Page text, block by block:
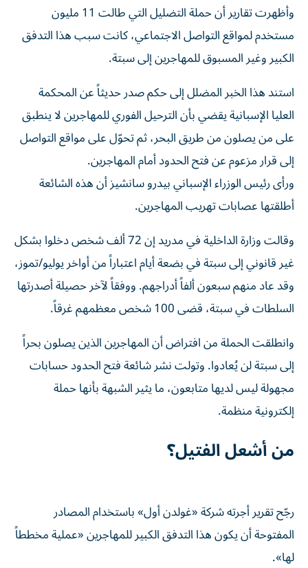
وأظهرت تقارير أن حملة التضليل التي طالت 11 مليون
مستخدم لمواقع التواصل الاجتماعي، كانت سبب هذا التدفق
الكبير وغير المسبوق للمهاجرين إلى سبتة.
استند هذا الخبر المضلل إلى حكم صدر حديثاً عن المحكمة
العليا الإسبانية يقضي بأن الترحيل الفوري للمهاجرين لا ينطبق
على من يصلون من طريق البحر، ثم تحوّل على مواقع التواصل
إلى قرار مزعوم عن فتح الحدود أمام المهاجرين.
ورأى رئيس الوزراء الإسباني بيدرو سانشيز أن هذه الشائعة
أطلقتها عصابات تهريب المهاجرين.
وقالت وزارة الداخلية في مدريد إن 72 ألف شخص دخلوا بشكل
غير قانوني إلى سبتة في بضعة أيام اعتباراً من أواخر يوليو/تموز،
وقد عاد منهم سبعون ألفاً أدراجهم. ووفقاً لآخر حصيلة أصدرتها
السلطات في سبتة، قضى 100 شخص معظمهم غرقاً.
وانطلقت الحملة من افتراض أن المهاجرين الذين يصلون بحراً
إلى سبتة لن يُعادوا. وتولت نشر شائعة فتح الحدود حسابات
مجهولة ليس لديها متابعون، ما يثير الشبهة بأنها حملة
إلكترونية منظمة.
من أشعل الفتيل؟
رجّح تقرير أجرته شركة «غولدن أول» باستخدام المصادر
المفتوحة أن يكون هذا التدفق الكبير للمهاجرين «عملية مخططاً
لها».